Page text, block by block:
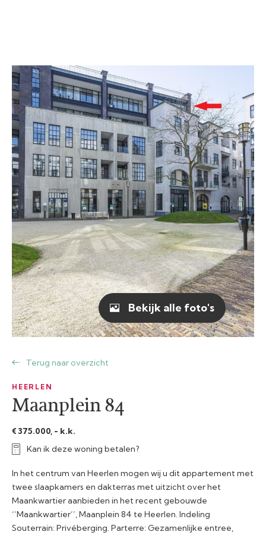
Terug naar overzicht
HEERLEN
Maanplein 84
€ 375.000, - k.k.
Kan ik deze woning betalen?
In het centrum van Heerlen mogen wij u dit appartement met
twee slaapkamers en dakterras met uitzicht over het
Maankwartier aanbieden in het recent gebouwde
‘’Maankwartier’’, Maanplein 84 te Heerlen. Indeling
Souterrain: Privéberging. Parterre: Gezamenlijke entree,
Bekijk alle foto's